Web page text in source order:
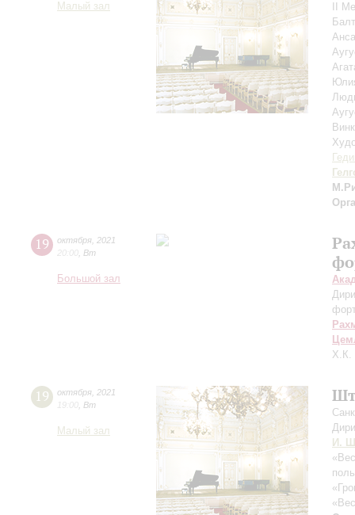
Малый зал
II
19 октября 2021
20:00 Вт
Большой зал
Х.К.
19 октября 2021
19:00 Вт
Малый зал
И.